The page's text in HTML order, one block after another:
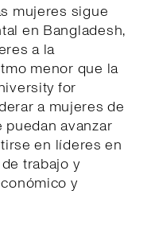
mujeres sigue
en Bangladesh,
a la
menor que la
for
a mujeres de
avanzar
en líderes en
trabajo y
y